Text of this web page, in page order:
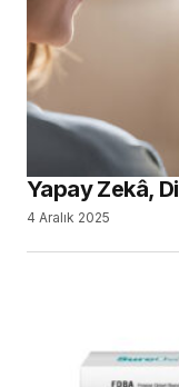
Yapay Zekâ,
4 Aralık 2025